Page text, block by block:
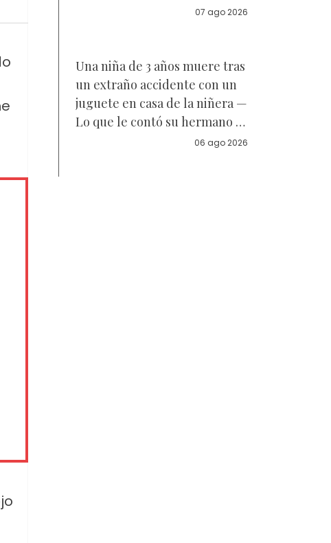
acuerdo sobre a quién se07 ago 2026
Una niña de 3 años muere tras
un extraño accidente con un
juguete en casa de la niñera —
Lo que le contó su hermano a
06 ago 2026